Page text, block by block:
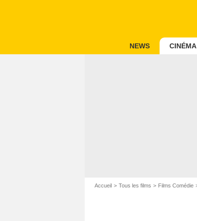
NEWS CINÉMA
Accueil Tous les films Films Comédie